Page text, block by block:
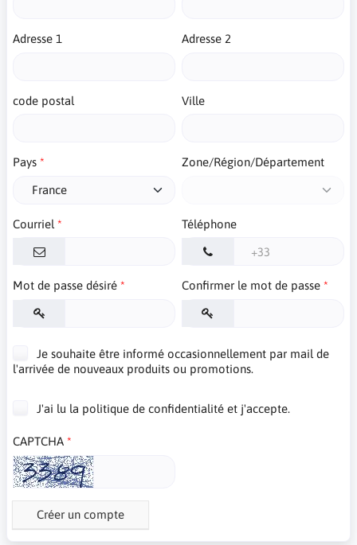
Adresse 1 Adresse 2
code postal Ville
Pays Zone/Région/Département
Courriel Téléphone
Mot de passe désiré Confirmer le mot de passe
Je souhaite être informé occasionnellement par mail de
l'arrivée de nouveaux produits ou promotions.
J'ai lu la politique de confidentialité et j'accepte.
CAPTCHA
Créer un compte